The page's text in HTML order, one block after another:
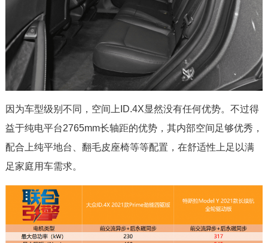
因为车型级别不同，空间上ID.4X显然没有任何优势。不过得
益于纯电平台2765mm长轴距的优势，其内部空间足够优秀，
配合上纯平地台、翻毛皮座椅等等配置，在舒适性上足以满
足家庭用车需求。